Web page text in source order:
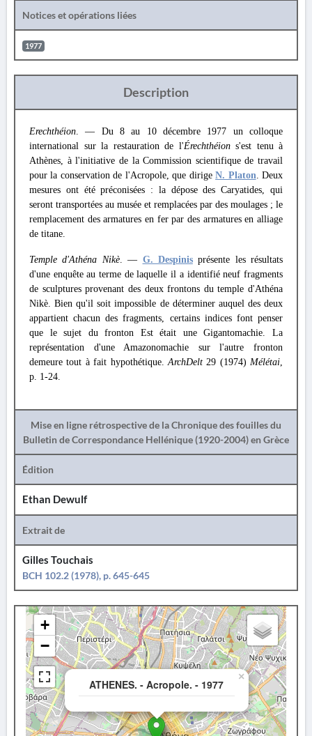
Notices et opérations liées
1977
Description
Erechthéion. — Du 8 au 10 décembre 1977 un colloque
international sur la restauration de l'Érechthéions'est tenu à
Athènes, à l'initiative de la Commission scientifique de travail
pour la conservation de l'Acropole, que dirigeN. Platon. Deux
mesures ont été préconisées : la dépose des Caryatides, qui
seront transportées au musée et remplacées par des moulages ; le
remplacement des armatures en fer par des armatures en alliage
de titane.
Temple d'Athéna Nikè. — G. Despinisprésente les résultats
d'une enquête au terme de laquelle il a identifié neuf fragments
de sculptures provenant des deux frontons du temple d'Athéna
Nikè. Bien qu'il soit impossible de déterminer auquel des deux
appartient chacun des fragments, certains indices font penser
que le sujet du fronton Est était une Gigantomachie. La
représentation d'une Amazonomachie sur l'autre fronton
demeure tout à fait hypothétique.ArchDelt29 (1974) Mélétai,
p. 1-24.
Mise en ligne rétrospective de la Chronique des fouilles du
Bulletin de Correspondance Hellénique (1920-2004) en Grèce
Édition
Ethan Dewulf
Extrait de
Gilles Touchais
BCH 102.2 (1978), p. 645-645
ATHENES. - Acropole. - 1977
×
+
−